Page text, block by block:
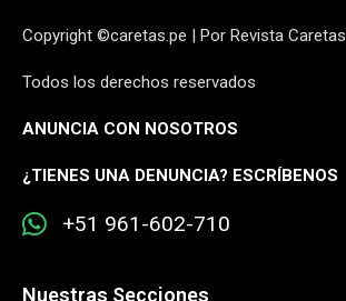
Copyright ©caretas.pe | Por Revista Caretas
Todos los derechos reservados
ANUNCIA CON NOSOTROS
¿TIENES UNA DENUNCIA? ESCRÍBENOS
+51 961-602-710
Nuestras Secciones